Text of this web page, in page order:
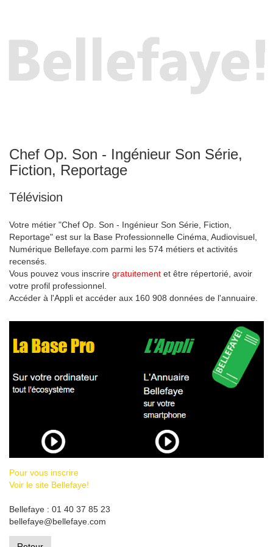
Chef Op. Son - Ingénieur Son Série,
Fiction, Reportage
Télévision
Votre métier "Chef Op. Son - Ingénieur Son Série, Fiction,
Reportage" est sur la Base Professionnelle Cinéma, Audiovisuel,
Numérique Bellefaye.com parmi les 574 métiers et activités
recensés.
Vous pouvez vous inscrire gratuitement et être répertorié, avoir
votre profil professionnel.
Accéder à l'Appli et accéder aux 160 908 données de l'annuaire.
Pour vous inscrire
Voir le site Bellefaye!
Bellefaye : 01 40 37 85 23
bellefaye@bellefaye.com